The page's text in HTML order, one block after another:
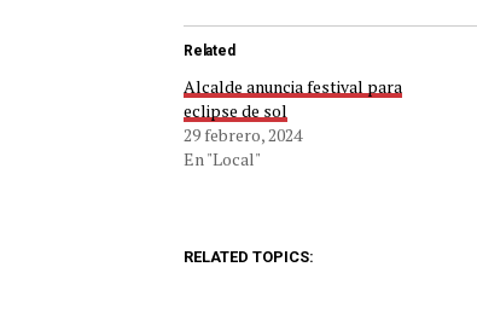
Related
Alcalde anuncia festival para
eclipse de sol
29 febrero, 2024
En "Local"
RELATED TOPICS: